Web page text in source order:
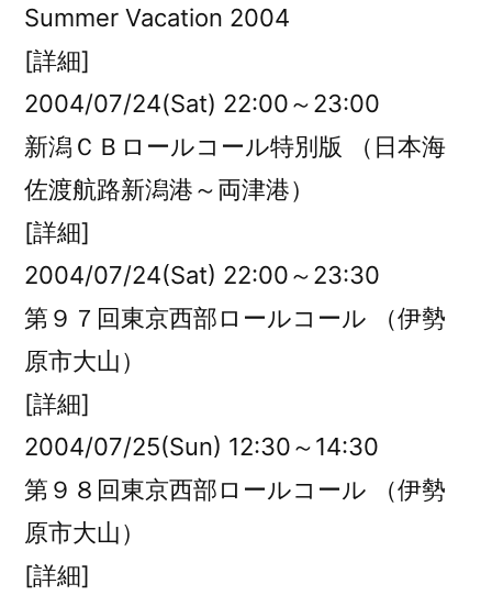
Summer Vacation 2004
[詳細]
2004/07/24(Sat) 22:00～23:00
新潟ＣＢロールコール特別版 （日本海
佐渡航路新潟港～両津港）
[詳細]
2004/07/24(Sat) 22:00～23:30
第９７回東京西部ロールコール （伊勢
原市大山）
[詳細]
2004/07/25(Sun) 12:30～14:30
第９８回東京西部ロールコール （伊勢
原市大山）
[詳細]